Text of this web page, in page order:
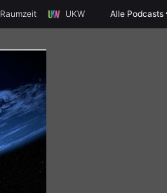
Raumzeit UKW Alle Podcasts